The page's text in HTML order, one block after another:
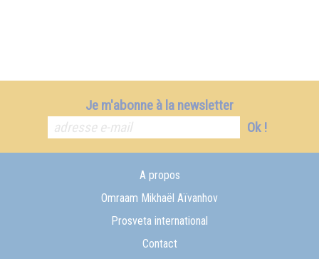
Je m'abonne à la newsletter
Ok !
A propos
Omraam Mikhaël Aïvanhov
Prosveta international
Contact